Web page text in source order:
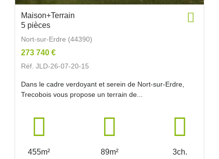
Maison+Terrain
5 pièces
Nort-sur-Erdre (44390)
273 740 €
Réf. JLD-26-07-20-15
Dans le cadre verdoyant et serein de Nort-sur-Erdre,
Trecobois vous propose un terrain de...
455m² 89m² 3ch.